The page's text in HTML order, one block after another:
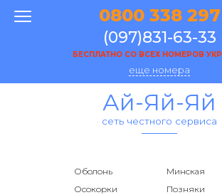
0800 338 297
(097)831-63-33
БЕСПЛАТНО СО ВСЕХ НОМЕРОВ
еще номера
Ай-Яй-Яй
сеть честного сервиса
Оболонь
Минская
Осокорки
Позняки